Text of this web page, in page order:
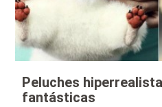
Peluches
fantásticas